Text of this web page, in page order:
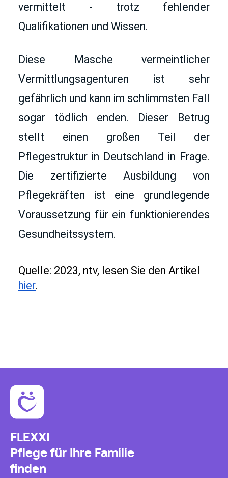
vermittelt - trotz fehlender
Qualifikationen und Wissen.
Diese Masche vermeintlicher
Vermittlungsagenturen ist sehr
gefährlich und kann im schlimmsten Fall
sogar tödlich enden. Dieser Betrug
stellt einen großen Teil der
Pflegestruktur in Deutschland in Frage.
Die zertifizierte Ausbildung von
Pflegekräften ist eine grundlegende
Voraussetzung für ein funktionierendes
Gesundheitssystem.
Quelle: 2023, ntv, lesen Sie den Artikel
hier.
FLEXXI
Pflege für Ihre Familie
finden